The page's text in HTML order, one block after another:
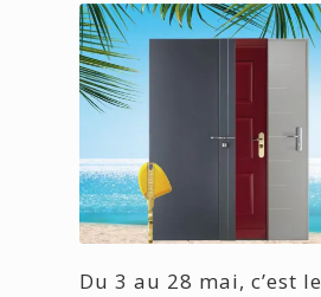
Du 3 au 28 mai, c’est le